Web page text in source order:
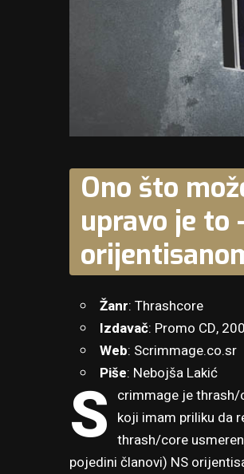
Ono što
upravo je to
Žanr: Thrashcore
Izdavač: Promo CD,
Web: Scrimmage.co.sr
Piše: Nebojša Lakić
S crimmage je thrash/
koji imam priliku da
thrash/core
pojedini članovi) NS